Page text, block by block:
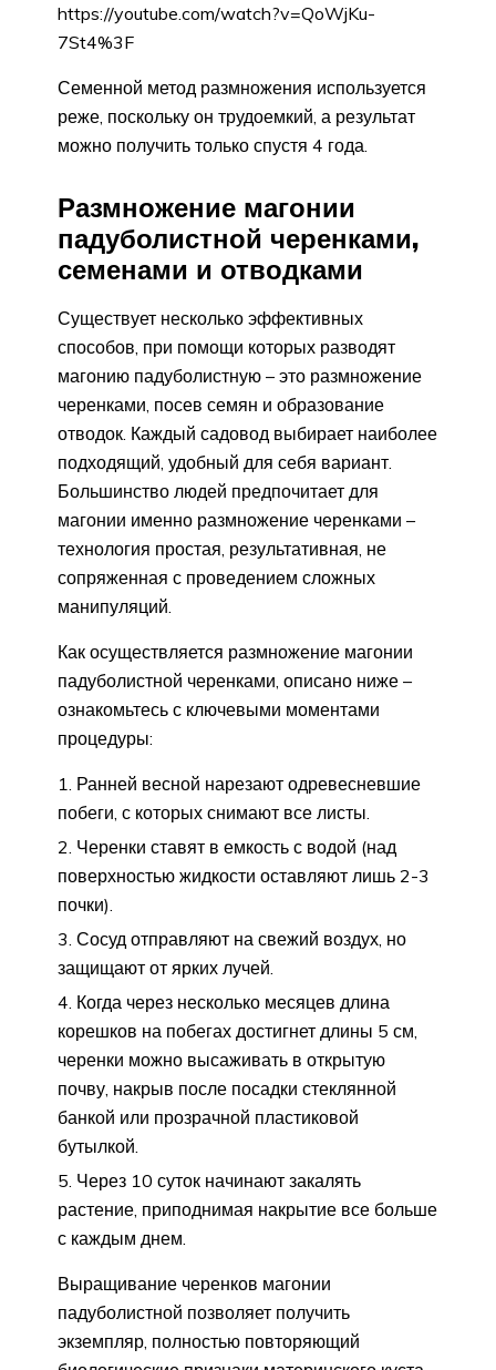
https://youtube.com/watch?v=QoWjKu-
7St4%3F
Семенной метод размножения используется
реже, поскольку он трудоемкий, а результат
можно получить только спустя 4 года.
Размножение магонии
падуболистной черенками,
семенами и отводками
Существует несколько эффективных
способов, при помощи которых разводят
магонию падуболистную – это размножение
черенками, посев семян и образование
отводок. Каждый садовод выбирает наиболее
подходящий, удобный для себя вариант.
Большинство людей предпочитает для
магонии именно размножение черенками –
технология простая, результативная, не
сопряженная с проведением сложных
манипуляций.
Как осуществляется размножение магонии
падуболистной черенками, описано ниже –
ознакомьтесь с ключевыми моментами
процедуры:
Ранней весной нарезают одревесневшие
побеги, с которых снимают все листы.
Черенки ставят в емкость с водой (над
поверхностью жидкости оставляют лишь 2-3
почки).
Сосуд отправляют на свежий воздух, но
защищают от ярких лучей.
Когда через несколько месяцев длина
корешков на побегах достигнет длины 5 см,
черенки можно высаживать в открытую
почву, накрыв после посадки стеклянной
банкой или прозрачной пластиковой
бутылкой.
Через 10 суток начинают закалять
растение, приподнимая накрытие все больше
с каждым днем.
Выращивание черенков магонии
падуболистной позволяет получить
экземпляр, полностью повторяющий